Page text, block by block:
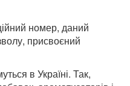
номер, даний
присвоєний
в Україні. Так,